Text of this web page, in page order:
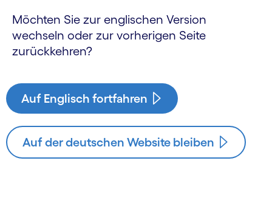
Möchten Sie zur englischen Version
wechseln oder zur vorherigen Seite
zurückkehren?
Auf Englisch fortfahren
Auf der deutschen Website bleiben